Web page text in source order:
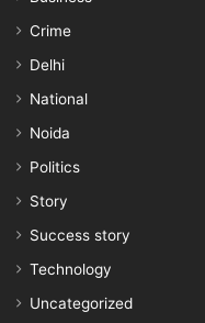
Crime
Delhi
National
Noida
Politics
Story
Success story
Technology
Uncategorized